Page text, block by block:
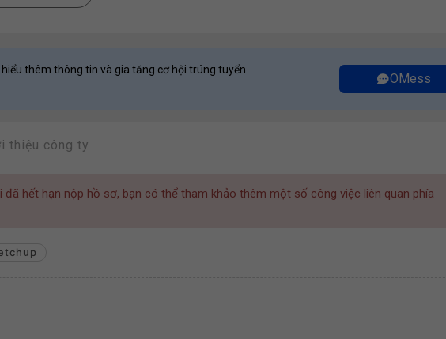
thêm thông tin và gia tăng cơ hội trúng tuyển
OMess
thiệu công ty
đã hết hạn nộp hồ sơ, bạn có thể tham khảo thêm một số công việc liên quan phía